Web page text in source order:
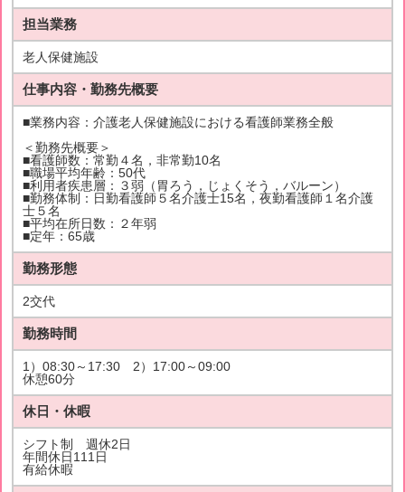
担当業務
老人保健施設
仕事内容・勤務先概要
■業務内容：介護老人保健施設における看護師業務全般
＜勤務先概要＞
■看護師数：常勤４名，非常勤10名
■職場平均年齢：50代
■利用者疾患層：３弱（胃ろう，じょくそう，バルーン）
■勤務体制：日勤看護師５名介護士15名，夜勤看護師１名介護
士５名
■平均在所日数：２年弱
■定年：65歳
勤務形態
2交代
勤務時間
1）08:30～17:30 2）17:00～09:00
休憩60分
休日・休暇
シフト制 週休2日
年間休日111日
有給休暇